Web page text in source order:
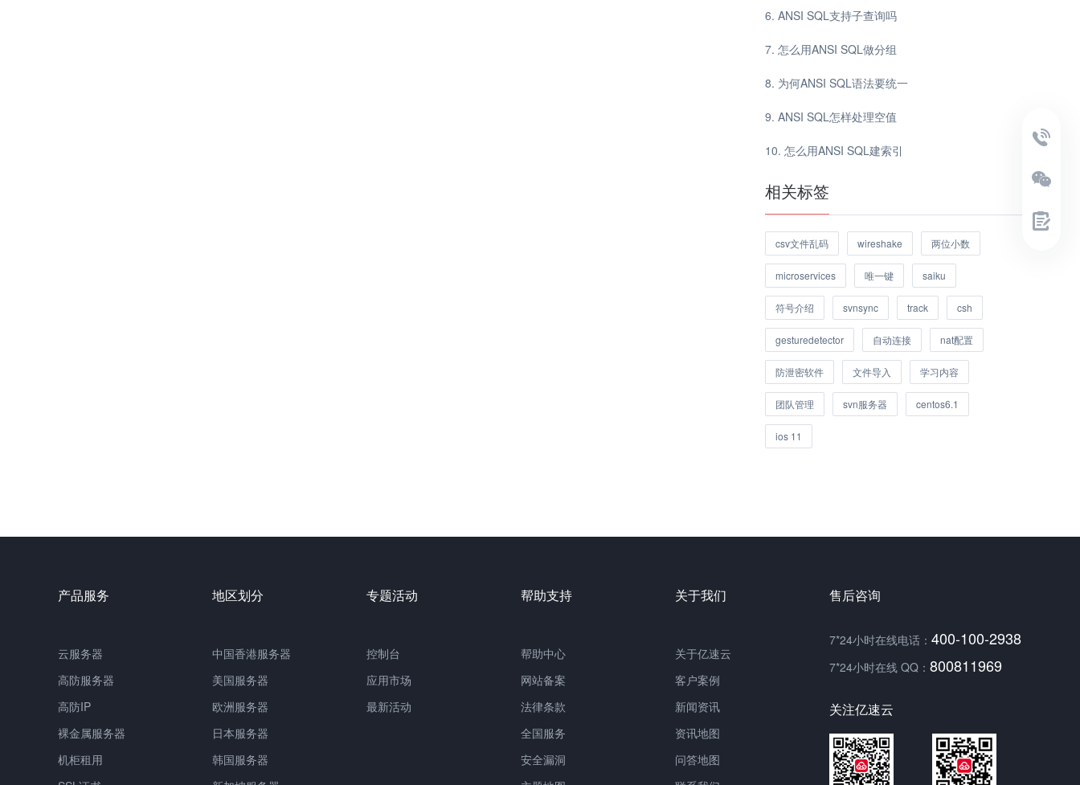
ANSI SQL支持子查询吗
怎么用ANSI SQL做分组
为何ANSI SQL语法要统一
ANSI SQL怎样处理空值
怎么用ANSI SQL建索引
相关标签
csv文件乱码 wireshake 两位小数
microservices 唯一键 saiku
符号介绍 svnsync track csh
gesturedetector 自动连接 nat配置
防泄密软件 文件导入 学习内容
团队管理 svn服务器 centos6.1
ios 11
产品服务
云服务器
高防服务器
高防IP
裸金属服务器
机柜租用
地区划分
中国香港服务器
美国服务器
欧洲服务器
日本服务器
韩国服务器
专题活动
控制台
应用市场
最新活动
帮助支持
帮助中心
网站备案
法律条款
全国服务
安全漏洞
关于我们
关于亿速云
客户案例
新闻资讯
资讯地图
问答地图
售后咨询
7*24小时在线电话： 400-100-2938
7*24小时在线 QQ： 800811969
关注亿速云